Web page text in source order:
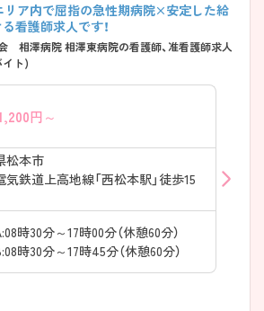
リア内で屈指の急性期病院×安定した給
看護師求人です！
相澤病院 相澤東病院の看護師、准看護師求人
イト)
円～
松本市
気鉄道上高地線「西松本駅」徒歩15
時30分～17時00分（休憩60分）
時30分～17時45分（休憩60分）